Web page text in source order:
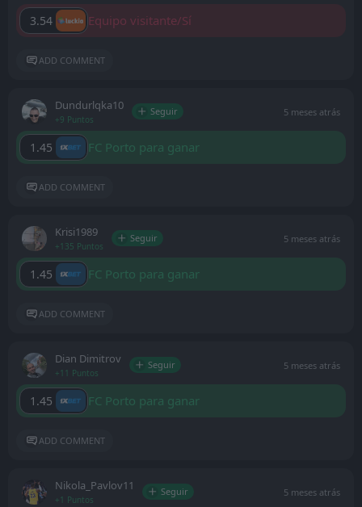
3.54 Equipo visitante/Sí
ADD COMMENT
Dundurlqka10
+9 Puntos
Seguir 5 meses atrás
1.45 FC Porto para ganar
ADD COMMENT
Krisi1989
+135 Puntos
Seguir 5 meses atrás
1.45 FC Porto para ganar
ADD COMMENT
Dian Dimitrov
+11 Puntos
Seguir 5 meses atrás
1.45 FC Porto para ganar
ADD COMMENT
Nikola_Pavlov11
+1 Puntos
Seguir 5 meses atrás